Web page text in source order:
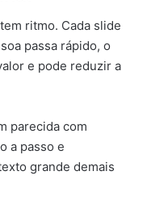
ritmo. Cada slide
passa rápido, o
e pode reduzir a
parecida com
a passo e
grande demais